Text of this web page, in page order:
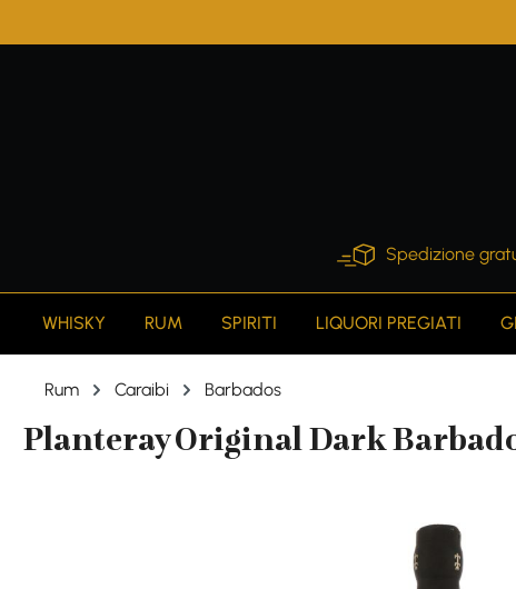
Spedizione
WHISKY RUM SPIRITI LIQUORI PREGIATI
Rum Caraibi Barbados
Planteray Original Dark